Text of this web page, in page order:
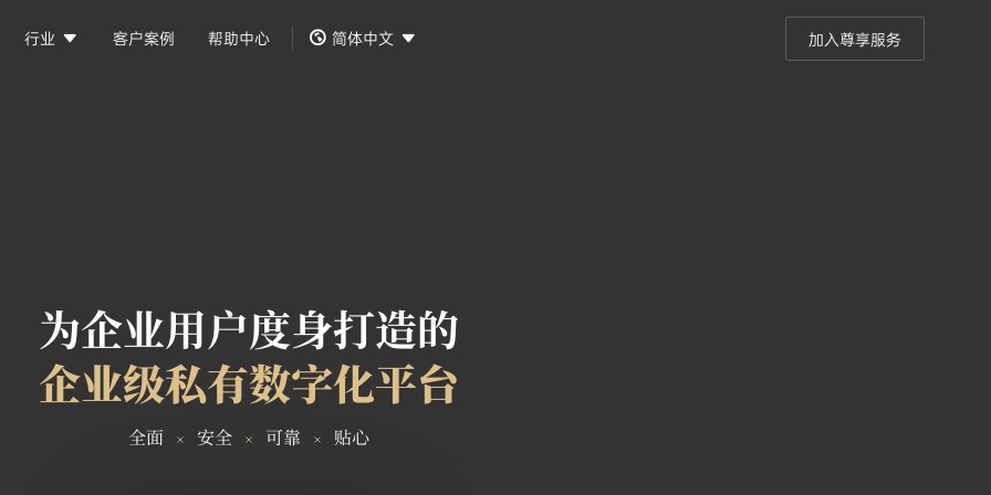
行业  客户案例 帮助中心  简体中文  加入尊享服务
为企业用户度身打造的
企业级私有数字化平台
全面 安全 可靠 贴心